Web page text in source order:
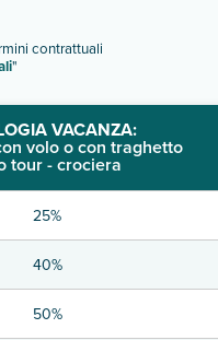
contrattuali
"
VACANZA:
volo o con traghetto
tour - crociera
25%
40%
50%